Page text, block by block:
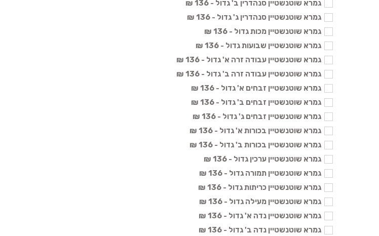
גמרא שוטנשטיין סנהדרין ב' גדול - 136 ₪
גמרא שוטנשטיין סנהדרין ג' גדול - 136 ₪
גמרא שוטנשטיין מכות גדול - 136 ₪
גמרא שוטנשטיין שבועות גדול - 136 ₪
גמרא שוטנשטיין עבודה זרה א' גדול - 136 ₪
גמרא שוטנשטיין עבודה זרה ב' גדול - 136 ₪
גמרא שוטנשטיין זבחים א' גדול - 136 ₪
גמרא שוטנשטיין זבחים ב' גדול - 136 ₪
גמרא שוטנשטיין זבחים ג' גדול - 136 ₪
גמרא שוטנשטיין בכורות א' גדול - 136 ₪
גמרא שוטנשטיין בכורות ב' גדול - 136 ₪
גמרא שוטנשטיין ערכין גדול - 136 ₪
גמרא שוטנשטיין תמורה גדול - 136 ₪
גמרא שוטנשטיין כריתות גדול - 136 ₪
גמרא שוטנשטיין מעילה גדול - 136 ₪
גמרא שוטנשטיין נדה א' גדול - 136 ₪
גמרא שוטנשטיין נדה ב' גדול - 136 ₪